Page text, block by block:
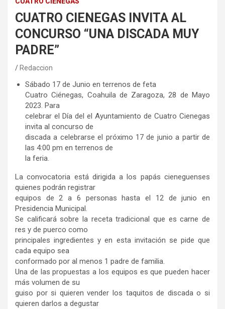
CUATRO CIENEGAS INVITA AL
CONCURSO “UNA DISCADA MUY
PADRE”
Redaccion
Sábado 17 de Junio en terrenos de feta
Cuatro Ciénegas, Coahuila de Zaragoza, 28 de Mayo
2023. Para
celebrar el Día del el Ayuntamiento de Cuatro Cienegas
invita al concurso de
discada a celebrarse el próximo 17 de junio a partir de
las 4:00 pm en terrenos de
la feria.
La convocatoria está dirigida a los papás cieneguenses
quienes podrán registrar
equipos de 2 a 6 personas hasta el 12 de junio en
Presidencia Municipal.
Se calificará sobre la receta tradicional que es carne de
res y de puerco como
principales ingredientes y en esta invitación se pide que
cada equipo sea
conformado por al menos 1 padre de familia.
Una de las propuestas a los equipos es que pueden hacer
más volumen de su
guiso por si quieren vender los taquitos de discada o si
quieren darlos a degustar